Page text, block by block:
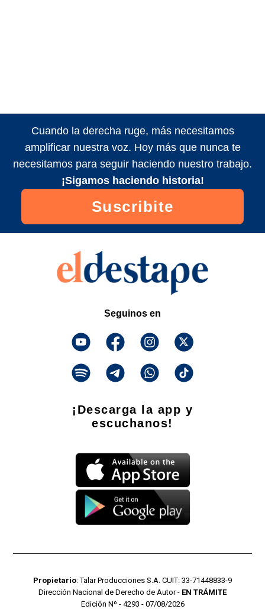
Cuando la derecha ruge, más necesitamos
amplificar nuestra voz. Hoy más que nunca te
necesitamos para seguir haciendo nuestro trabajo.
¡Sigamos haciendo historia!
Suscribite
Seguinos en
¡Descarga la app y
escuchanos!
Propietario: Talar Producciones S.A. CUIT: 33-71448833-9
Dirección Nacional de Derecho de Autor - EN TRÁMITE
Edición Nº - 4293 - 07/08/2026